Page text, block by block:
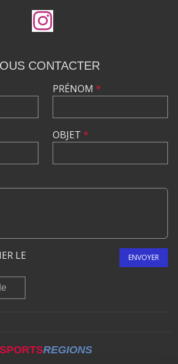
CONTACTER
PRÉNOM *
OBJET *
LE
ENVOYER
SPORTSREGIONS